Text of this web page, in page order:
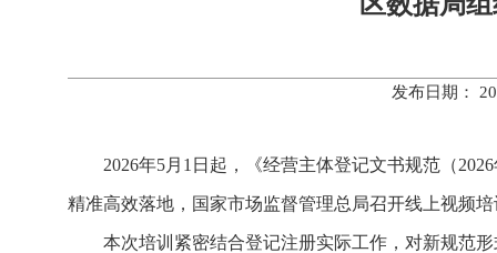
发布日期：
2026年5月1日起，《经营主体登记文书规范（
精准高效落地，国家市场监督管理总局召开线上视频
本次培训紧密结合登记注册实际工作，对新规范